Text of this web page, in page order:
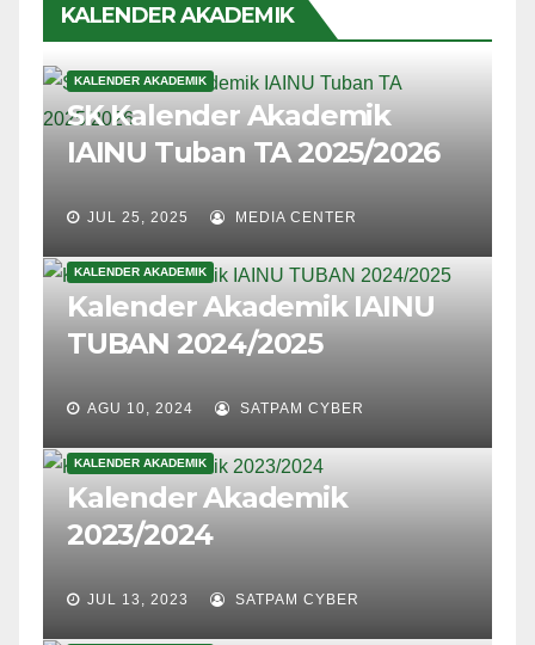
KALENDER AKADEMIK
KALENDER AKADEMIK
SK Kalender Akademik
IAINU Tuban TA 2025/2026
JUL 25, 2025 MEDIA CENTER
KALENDER AKADEMIK
Kalender Akademik IAINU
TUBAN 2024/2025
AGU 10, 2024 SATPAM CYBER
KALENDER AKADEMIK
Kalender Akademik
2023/2024
JUL 13, 2023 SATPAM CYBER